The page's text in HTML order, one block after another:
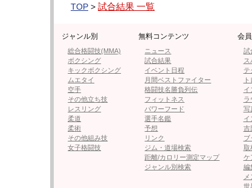
ソネン（下）のバックを奪いチョークを仕掛けるオー
▼ライトヘビー級 5分5R
○ティト・オーティズ（アメリカ/元UFC
一本 1R 2分03秒 ※リアネイキッドチ
●チェール・ソネン（アメリカ）
かつてUFCで活躍し、現役引退から復
TOP > 試合結果 一覧
ジャンル別
総合格闘技(MMA)
ボクシング
キックボクシング
ムエタイ
空手
その他立ち技
レスリング
柔道
柔術
その他組み技
女子格闘技
無料コンテンツ
ニュース
試合結果
イベント日程
月間ベストファイター
格闘技名勝負列伝
フィットネス
パワーフード
選手名鑑
予想
リンク
ジム・道場検索
距離/カロリー測定マップ
ジャンル別検索
会
試
テ
イ
ラ
写
イ
吉
ブ
取
ケ
編
世